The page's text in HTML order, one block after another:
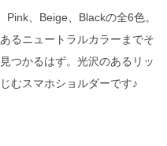
、Beige、Blackの全6色。
るニュートラルカラーまでそ
つかるはず。光沢のあるリッ
むスマホショルダーです♪